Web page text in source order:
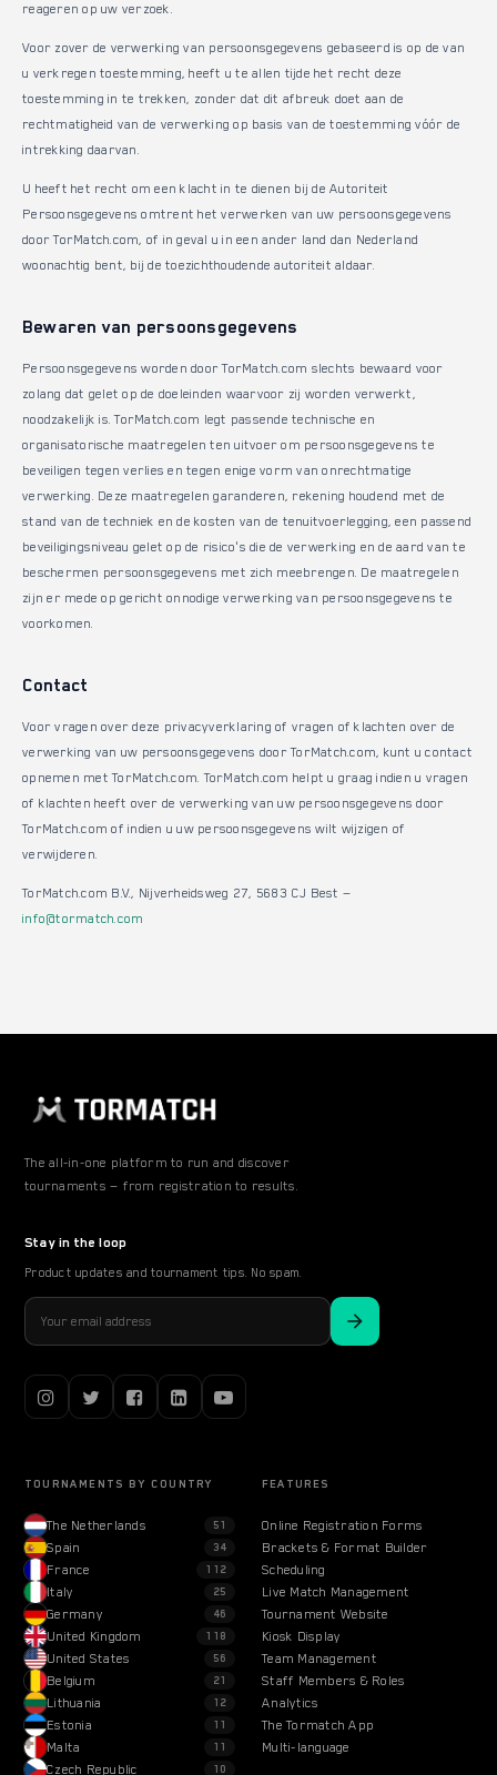
reageren op uw verzoek.
Voor zover de verwerking van persoonsgegevens gebaseerd is op de van
u verkregen toestemming, heeft u te allen tijde het recht deze
toestemming in te trekken, zonder dat dit afbreuk doet aan de
rechtmatigheid van de verwerking op basis van de toestemming vóór de
intrekking daarvan.
U heeft het recht om een klacht in te dienen bij de Autoriteit
Persoonsgegevens omtrent het verwerken van uw persoonsgegevens
door TorMatch.com, of in geval u in een ander land dan Nederland
woonachtig bent, bij de toezichthoudende autoriteit aldaar.
Bewaren van persoonsgegevens
Persoonsgegevens worden door TorMatch.com slechts bewaard voor
zolang dat gelet op de doeleinden waarvoor zij worden verwerkt,
noodzakelijk is. TorMatch.com legt passende technische en
organisatorische maatregelen ten uitvoer om persoonsgegevens te
beveiligen tegen verlies en tegen enige vorm van onrechtmatige
verwerking. Deze maatregelen garanderen, rekening houdend met de
stand van de techniek en de kosten van de tenuitvoerlegging, een passend
beveiligingsniveau gelet op de risico's die de verwerking en de aard van te
beschermen persoonsgegevens met zich meebrengen. De maatregelen
zijn er mede op gericht onnodige verwerking van persoonsgegevens te
voorkomen.
Contact
Voor vragen over deze privacyverklaring of vragen of klachten over de
verwerking van uw persoonsgegevens door TorMatch.com, kunt u contact
opnemen met TorMatch.com. TorMatch.com helpt u graag indien u vragen
of klachten heeft over de verwerking van uw persoonsgegevens door
TorMatch.com of indien u uw persoonsgegevens wilt wijzigen of
verwijderen.
TorMatch.com B.V., Nijverheidsweg 27, 5683 CJ Best —
info@tormatch.com
The all-in-one platform to run and discover
tournaments — from registration to results.
Stay in the loop
Product updates and tournament tips. No spam.
TOURNAMENTS BY COUNTRY
The Netherlands 51
Spain 34
France 112
Italy 25
Germany 46
United Kingdom 118
United States 56
Belgium 21
Lithuania 12
Estonia 11
Malta 11
Czech Republic 10
FEATURES
Online Registration Forms
Brackets & Format Builder
Scheduling
Live Match Management
Tournament Website
Kiosk Display
Team Management
Staff Members & Roles
Analytics
The Tormatch App
Multi-language